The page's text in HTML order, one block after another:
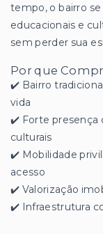
tempo, o bairro
educacionais e
sem perder sua
Por que
✔️ Bairro
vida
✔️ Forte presença
culturais
✔️ Mobilidade
acesso
✔️ Valorização
✔️ Infraestrutura